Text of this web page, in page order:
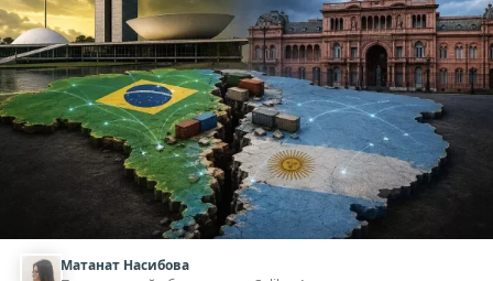
Матанат Насибова